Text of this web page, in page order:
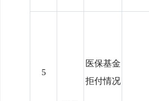
5
医保基金
拒付情况